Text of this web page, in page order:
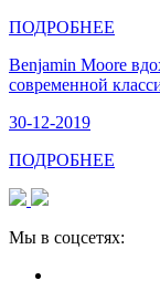
ПОДРОБНЕЕ
Benjamin Moore
современной
30-12-2019
ПОДРОБНЕЕ
Мы в соцсетях: